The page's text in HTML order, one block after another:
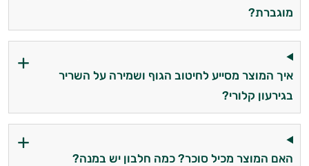
מוגברת?
איך המוצר מסייע לחיטוב הגוף ושמירה על השריר
בגירעון קלורי?
האם המוצר מכיל סוכר? כמה חלבון יש במנה?